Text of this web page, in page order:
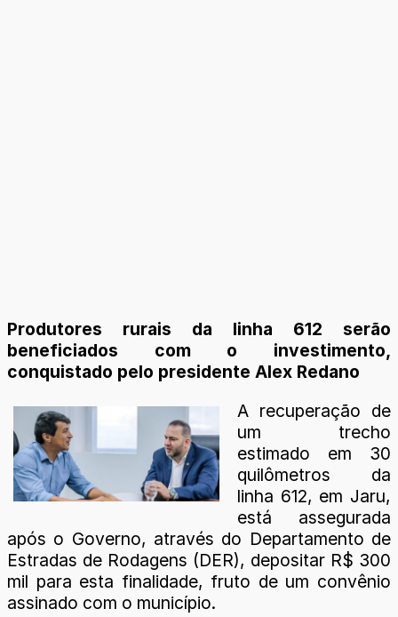
Produtores rurais da linha 612 serão
beneficiados com o investimento,
conquistado pelo presidente Alex Redano
A recuperação de
um trecho
estimado em 30
quilômetros da
linha 612, em Jaru,
está assegurada
após o Governo, através do Departamento de
Estradas de Rodagens (DER), depositar R$ 300
mil para esta finalidade, fruto de um convênio
assinado com o município.